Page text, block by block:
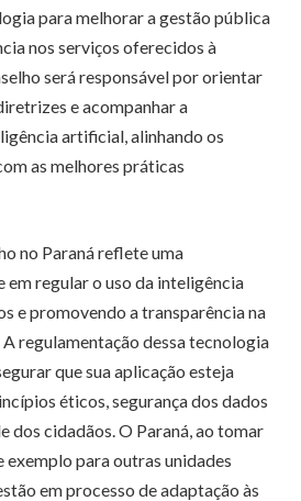
para melhorar a gestão pública
nos serviços oferecidos à
será responsável por orientar
e acompanhar a
artificial, alinhando os
as melhores práticas
no Paraná reflete uma
em regular o uso da inteligência
e promovendo a transparência na
regulamentação dessa tecnologia
que sua aplicação esteja
éticos, segurança dos dados
dos cidadãos. O Paraná, ao tomar
exemplo para outras unidades
em processo de adaptação às